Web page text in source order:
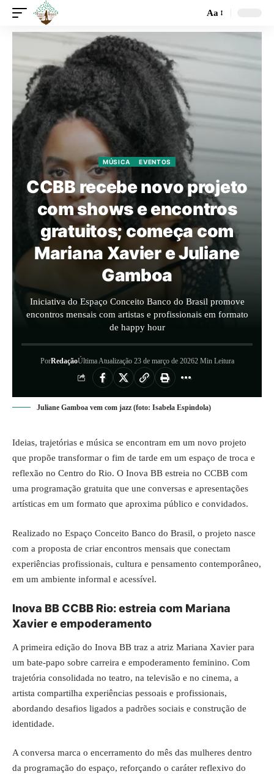
Aa
MÚSICA EVENTOS
CCBB recebe novo projeto
com shows e encontros
gratuitos; começa com
Mariana Xavier e Juliane
Gamboa
Iniciativa do Espaço Conceito Banco do Brasil promove
encontros mensais com artistas e profissionais em formato
de happy hour
PorRedaçãoÚltima Atualização 23 de março de 20262 Min Leitura
Juliane Gamboa vem com jazz (foto: Isabela Espindola)
Ideias, trajetórias e música se encontram em um novo projeto
que propõe transformar o fim de tarde em um espaço de troca e
reflexão no Centro do Rio. O Inova BB estreia no CCBB com
uma programação gratuita que une conversas e apresentações
artísticas em um formato que aproxima público e convidados.
Realizado no Espaço Conceito Banco do Brasil, o projeto nasce
com a proposta de criar encontros mensais que conectam
experiências profissionais, cultura e pensamento contemporâneo,
em um ambiente informal e acessível.
Inova BB CCBB Rio: estreia com Mariana
Xavier e empoderamento
A primeira edição do Inova BB traz a atriz Mariana Xavier para
um bate-papo sobre carreira e empoderamento feminino. Com
trajetória consolidada no teatro, na televisão e no cinema, a
artista compartilha experiências pessoais e profissionais,
abordando desafios ligados a padrões sociais e construção de
identidade.
A conversa marca o encerramento do mês das mulheres dentro
da programação do espaço, reforçando o caráter reflexivo do